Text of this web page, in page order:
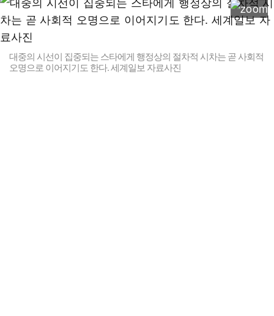
대중의 시선이 집중되는 스타에게 행정상의 절차적 시차는 곧 사회적
오명으로 이어지기도 한다. 세계일보 자료사진